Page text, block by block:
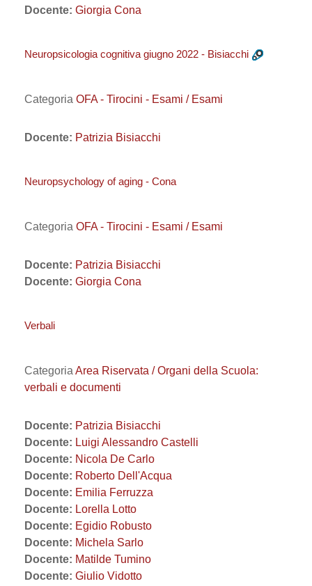
Docente: Giorgia Cona
Neuropsicologia cognitiva giugno 2022 - Bisiacchi
Categoria OFA - Tirocini - Esami / Esami
Docente: Patrizia Bisiacchi
Neuropsychology of aging - Cona
Categoria OFA - Tirocini - Esami / Esami
Docente: Patrizia Bisiacchi
Docente: Giorgia Cona
Verbali
Categoria Area Riservata / Organi della Scuola:
verbali e documenti
Docente: Patrizia Bisiacchi
Docente: Luigi Alessandro Castelli
Docente: Nicola De Carlo
Docente: Roberto Dell'Acqua
Docente: Emilia Ferruzza
Docente: Lorella Lotto
Docente: Egidio Robusto
Docente: Michela Sarlo
Docente: Matilde Tumino
Docente: Giulio Vidotto